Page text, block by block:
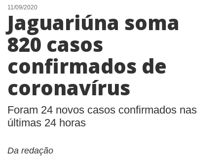
NOTÍCIAS
LISTA DIGITAL
CONTATO
11/09/2020
Jaguariúna soma
820 casos
confirmados de
coronavírus
Foram 24 novos casos confirmados nas
últimas 24 horas
Da redação